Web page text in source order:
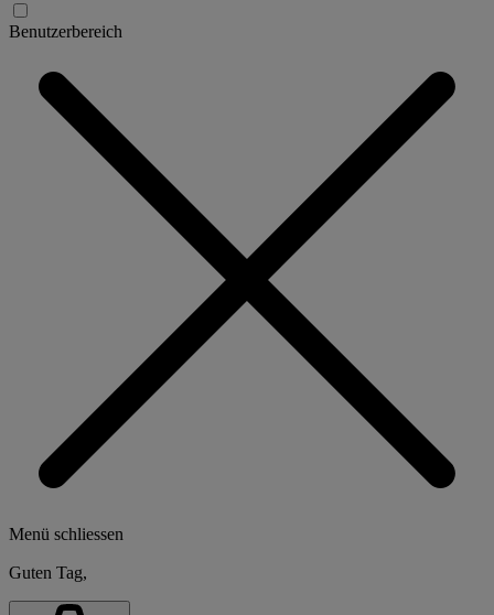
Benutzerbereich
Menü schliessen
Guten Tag,